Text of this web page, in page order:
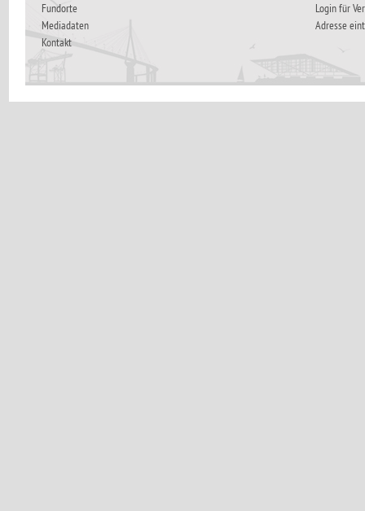
Fundorte
Mediadaten
Kontakt
Login für
Adresse